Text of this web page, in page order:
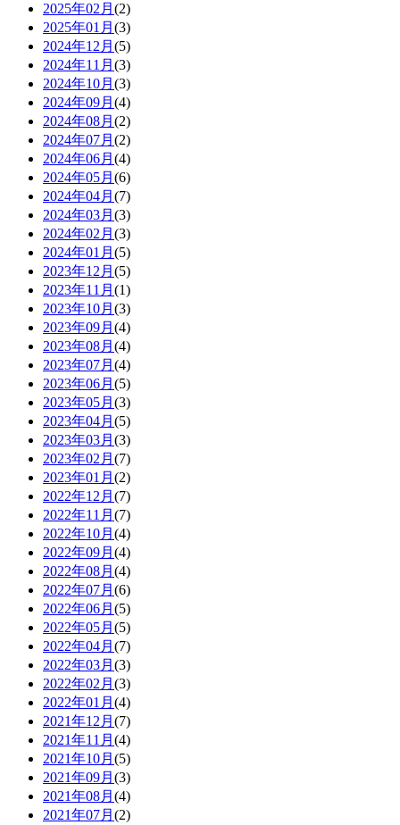
2025年02月 (2)
2025年01月 (3)
2024年12月 (5)
2024年11月 (3)
2024年10月 (3)
2024年09月 (4)
2024年08月 (2)
2024年07月 (2)
2024年06月 (4)
2024年05月 (6)
2024年04月 (7)
2024年03月 (3)
2024年02月 (3)
2024年01月 (5)
2023年12月 (5)
2023年11月 (1)
2023年10月 (3)
2023年09月 (4)
2023年08月 (4)
2023年07月 (4)
2023年06月 (5)
2023年05月 (3)
2023年04月 (5)
2023年03月 (3)
2023年02月 (7)
2023年01月 (2)
2022年12月 (7)
2022年11月 (7)
2022年10月 (4)
2022年09月 (4)
2022年08月 (4)
2022年07月 (6)
2022年06月 (5)
2022年05月 (5)
2022年04月 (7)
2022年03月 (3)
2022年02月 (3)
2022年01月 (4)
2021年12月 (7)
2021年11月 (4)
2021年10月 (5)
2021年09月 (3)
2021年08月 (4)
2021年07月 (2)